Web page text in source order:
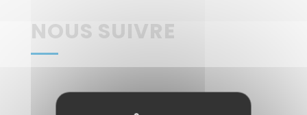
NOUS SUIVRE